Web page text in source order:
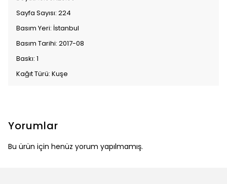
Sayfa Sayısı: 224
Basım Yeri: İstanbul
Basım Tarihi: 2017-08
Baskı: 1
Kağıt Türü: Kuşe
Yorumlar
Bu ürün için henüz yorum yapılmamış.